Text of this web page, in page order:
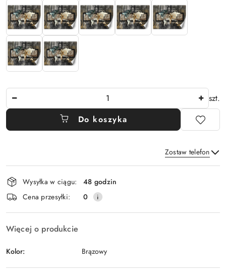
szt.
Do koszyka
Zostaw telefon
Wyślij
Dostępność
i
dostawa
Wysyłka w ciągu:
48 godzin
Cena przesyłki:
0
Więcej o produkcie
Kolor: Brązowy